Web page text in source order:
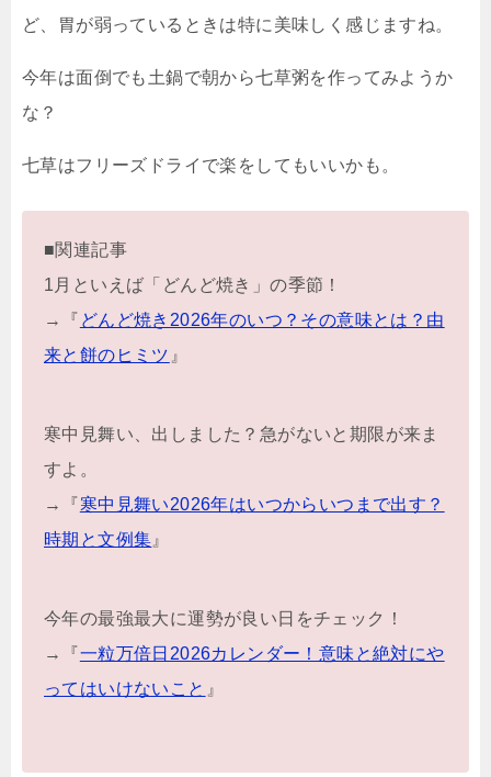
ど、胃が弱っているときは特に美味しく感じますね。
今年は面倒でも土鍋で朝から七草粥を作ってみようか
な？
七草はフリーズドライで楽をしてもいいかも。
■関連記事
1月といえば「どんど焼き」の季節！
→『 どんど焼き2026年のいつ？その意味とは？由
来と餅のヒミツ 』
寒中見舞い、出しました？急がないと期限が来ま
すよ。
→『寒中見舞い2026年はいつからいつまで出す？
時期と文例集 』
今年の最強最大に運勢が良い日をチェック！
→『一粒万倍日2026カレンダー！意味と絶対にや
ってはいけないこと 』